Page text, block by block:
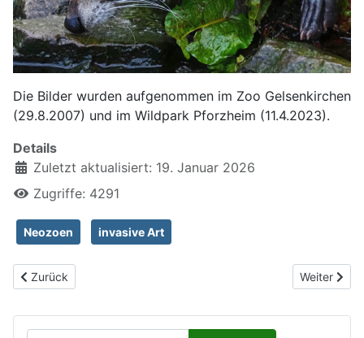
Die Bilder wurden aufgenommen im Zoo Gelsenkirchen
(29.8.2007) und im Wildpark Pforzheim (11.4.2023).
Details
Zuletzt aktualisiert: 19. Januar 2026
Zugriffe: 4291
Neozoen invasive Art
Vorheriger Beitrag: Fischotter, Lutra lutra
Zurück Nächster
Weiter